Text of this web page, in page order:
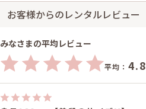
お客様からのレンタルレビュー
みなさまの平均レビュー
平均： 4.8